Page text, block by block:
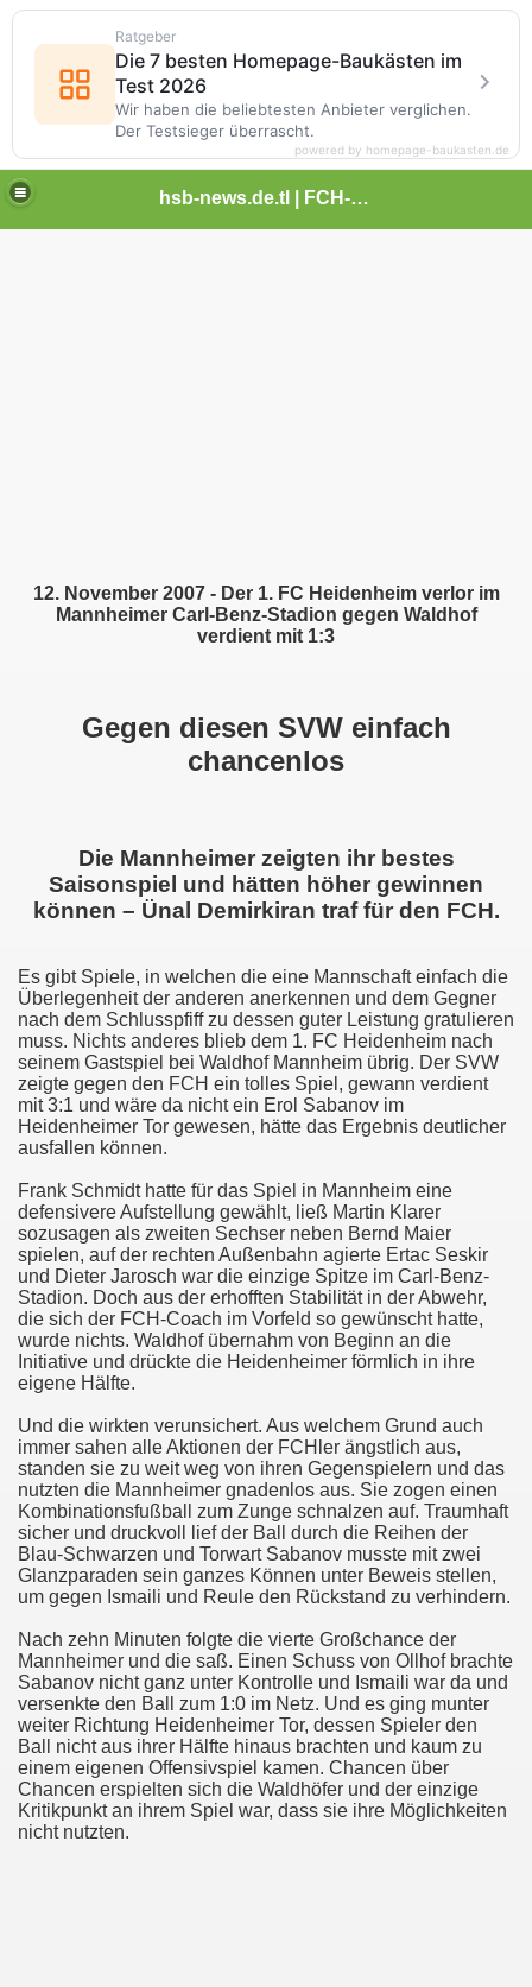
hsb-news.de.tl | FCH-Newsseite
12. November 2007 - Der 1. FC Heidenheim verlor im
Mannheimer Carl-Benz-Stadion gegen Waldhof
verdient mit 1:3
Gegen diesen SVW einfach
chancenlos
Die Mannheimer zeigten ihr bestes
Saisonspiel und hätten höher gewinnen
können – Ünal Demirkiran traf für den FCH.
Es gibt Spiele, in welchen die eine Mannschaft einfach die
Überlegenheit der anderen anerkennen und dem Gegner
nach dem Schlusspfiff zu dessen guter Leistung gratulieren
muss. Nichts anderes blieb dem 1. FC Heidenheim nach
seinem Gastspiel bei Waldhof Mannheim übrig. Der SVW
zeigte gegen den FCH ein tolles Spiel, gewann verdient
mit 3:1 und wäre da nicht ein Erol Sabanov im
Heidenheimer Tor gewesen, hätte das Ergebnis deutlicher
ausfallen können.
Frank Schmidt hatte für das Spiel in Mannheim eine
defensivere Aufstellung gewählt, ließ Martin Klarer
sozusagen als zweiten Sechser neben Bernd Maier
spielen, auf der rechten Außenbahn agierte Ertac Seskir
und Dieter Jarosch war die einzige Spitze im Carl-Benz-
Stadion. Doch aus der erhofften Stabilität in der Abwehr,
die sich der FCH-Coach im Vorfeld so gewünscht hatte,
wurde nichts. Waldhof übernahm von Beginn an die
Initiative und drückte die Heidenheimer förmlich in ihre
eigene Hälfte.
Und die wirkten verunsichert. Aus welchem Grund auch
immer sahen alle Aktionen der FCHler ängstlich aus,
standen sie zu weit weg von ihren Gegenspielern und das
nutzten die Mannheimer gnadenlos aus. Sie zogen einen
Kombinationsfußball zum Zunge schnalzen auf. Traumhaft
sicher und druckvoll lief der Ball durch die Reihen der
Blau-Schwarzen und Torwart Sabanov musste mit zwei
Glanzparaden sein ganzes Können unter Beweis stellen,
um gegen Ismaili und Reule den Rückstand zu verhindern.
Nach zehn Minuten folgte die vierte Großchance der
Mannheimer und die saß. Einen Schuss von Ollhof brachte
Sabanov nicht ganz unter Kontrolle und Ismaili war da und
versenkte den Ball zum 1:0 im Netz. Und es ging munter
weiter Richtung Heidenheimer Tor, dessen Spieler den
Ball nicht aus ihrer Hälfte hinaus brachten und kaum zu
einem eigenen Offensivspiel kamen. Chancen über
Chancen erspielten sich die Waldhöfer und der einzige
Kritikpunkt an ihrem Spiel war, dass sie ihre Möglichkeiten
nicht nutzten.
Walldorf
Gmünd
1:0 FCH
mit 2:0
bis 2010
2:0 FCH
Großaspach
mit 3:1
Ratgeber
Die 7 besten Homepage-Baukästen im
Test 2026
Wir haben die beliebtesten Anbieter verglichen.
Der Testsieger überrascht.
powered by homepage-baukasten.de